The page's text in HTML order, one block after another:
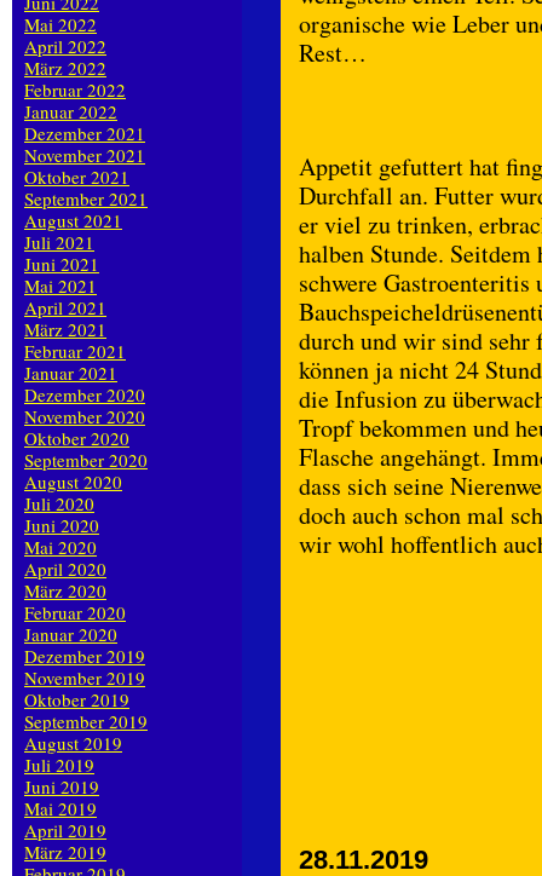
organische wie Leber
Rest…
Appetit gefuttert hat
Durchfall an. Futter
er viel zu trinken,
halben Stunde.
schwere Gastroenteritis
durch und wir sind sehr
können ja nicht 24
die Infusion zu
Tropf bekommen und
Flasche angehängt.
dass sich seine
doch auch schon mal
wir wohl hoffentlich
28.11.2019
Mai 2022
April 2022
März 2022
Februar 2022
Januar 2022
Dezember 2021
November 2021
Oktober 2021
September 2021
August 2021
Juli 2021
Juni 2021
Mai 2021
April 2021
März 2021
Februar 2021
Januar 2021
Dezember 2020
November 2020
Oktober 2020
September 2020
August 2020
Juli 2020
Juni 2020
Mai 2020
April 2020
März 2020
Februar 2020
Januar 2020
Dezember 2019
November 2019
Oktober 2019
September 2019
August 2019
Juli 2019
Juni 2019
Mai 2019
April 2019
März 2019